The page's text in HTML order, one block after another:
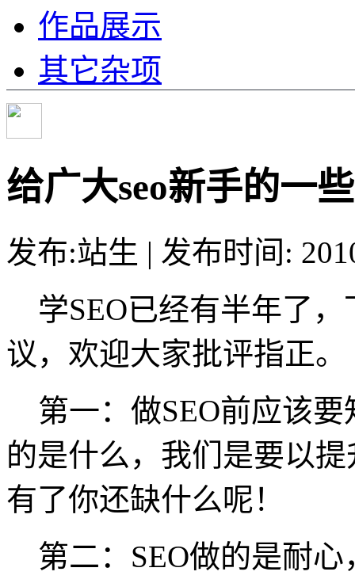
作品展示
其它杂项
给广大seo新手的一
发布:站生 | 发布时间:
学SEO已经有半年了，
议，欢迎大家批评指正。
第一：做SEO前应该要
的是什么，我们是要以
有了你还缺什么呢！
第二：SEO做的是耐心